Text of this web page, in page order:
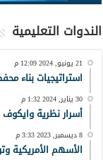
الندوات التعليمية
21 يونيو, 2024 12:09 م
استراتيجيات بناء
30 يناير, 2024 1:32 م
أسرار نظرية وايكوف
8 ديسمبر, 2023 3:33 م
الأسهم الأمريكية وتوقعات 2024 –